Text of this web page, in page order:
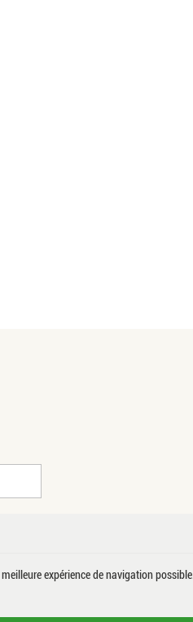
expérience de navigation possible.